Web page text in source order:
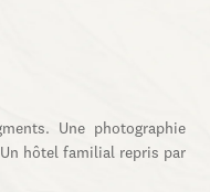
Une photographie
hôtel familial repris par